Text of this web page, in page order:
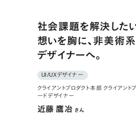
社会課題を解決した
想いを胸に、非美術
デザイナーへ。
UI/UXデザイナー
クライアントプロダクト本部 クライアント
ードデザイナー
近藤 鷹冶さん